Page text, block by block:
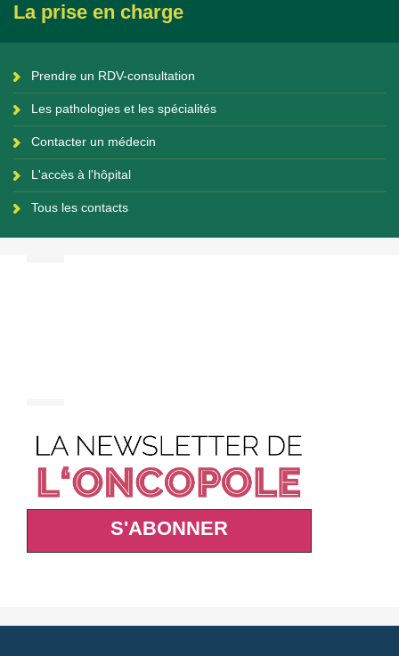
La prise en charge
Prendre un RDV-consultation
Les pathologies et les spécialités
Contacter un médecin
L'accès à l'hôpital
Tous les contacts
S'ABONNER